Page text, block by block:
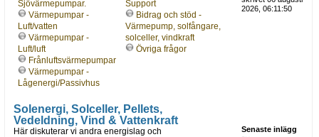
Sjövärmepumpar.
Värmepumpar -
Luft/vatten
Värmepumpar -
Luft/luft
Frånluftsvärmepumpar
Värmepumpar -
Lågenergi/Passivhus
Support
Bidrag och stöd -
Värmepump, solfångare,
solceller, vindkraft
Övriga frågor
2026, 06:11:50
Solenergi, Solceller, Pellets,
Vedeldning, Vind & Vattenkraft
Här diskuterar vi andra energislag och
Senaste inlägg